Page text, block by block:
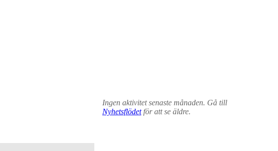
Ingen aktivitet senaste månaden. Gå till
Nyhetsflödetför att se äldre.